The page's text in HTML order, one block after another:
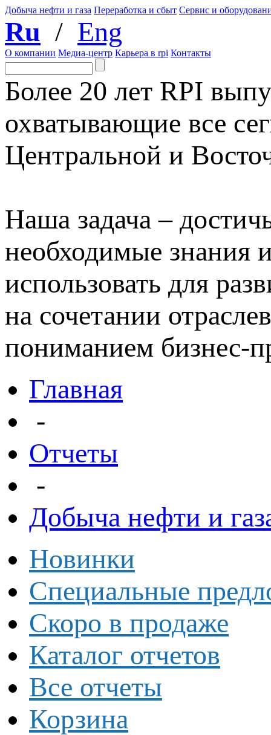
Добыча нефти и газа Переработка и сбыт Сервис и
Ru / Eng
О компании Медиа-центр Карьера в rpi Контакты
Более 20 лет RPI
охватывающие все
Центральной и
Наша задача –
необходимые знания
использовать для
на сочетании
пониманием бизнес-
Главная
-
Отчеты
-
Добыча нефти и
Новинки
Специальные
Скоро в продаже
Каталог отчетов
Все отчеты
Корзина